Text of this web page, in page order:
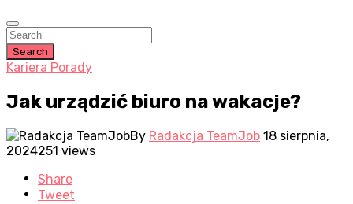
Search
Kariera Porady
Jak urządzić biuro na wakacje?
By Radakcja TeamJob 18 sierpnia,
2024251 views
Share
Tweet